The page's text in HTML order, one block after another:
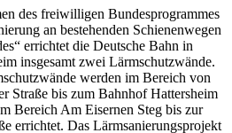
des freiwilligen Bundesprogrammes
an bestehenden Schienenwegen
errichtet die Deutsche Bahn in
insgesamt zwei Lärmschutzwände.
werden im Bereich von
Straße bis zum Bahnhof Hattersheim
Bereich Am Eisernen Steg bis zur
errichtet. Das Lärmsanierungsprojekt